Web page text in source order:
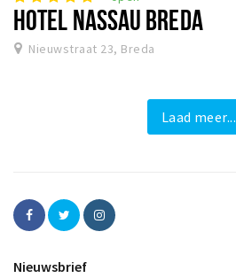
HOTEL NASSAU BREDA
Nieuwstraat 23, Breda
Laad meer...
Nieuwsbrief